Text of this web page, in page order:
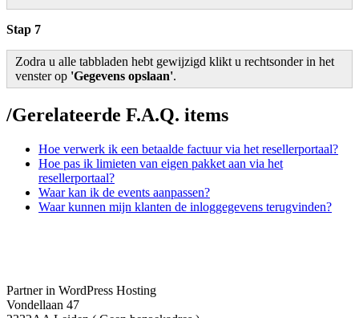
Stap 7
Zodra u alle tabbladen hebt gewijzigd klikt u rechtsonder in het
venster op 'Gegevens opslaan'.
/Gerelateerde F.A.Q. items
Hoe verwerk ik een betaalde factuur via het resellerportaal?
Hoe pas ik limieten van eigen pakket aan via het
resellerportaal?
Waar kan ik de events aanpassen?
Waar kunnen mijn klanten de inloggegevens terugvinden?
Partner in WordPress Hosting
Vondellaan 47